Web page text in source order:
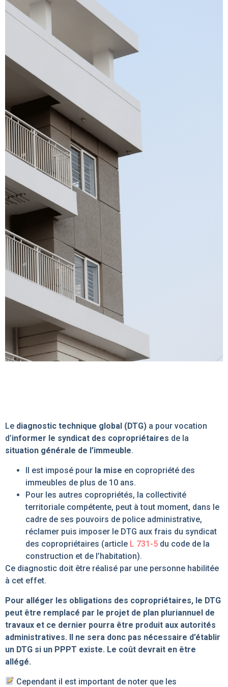
Le diagnostic technique global (DTG) a pour vocation
d’informer le syndicat des copropriétaires de la
situation générale de l’immeuble.
Il est imposé pour la mise en copropriété des
immeubles de plus de 10 ans.
Pour les autres copropriétés, la collectivité
territoriale compétente, peut à tout moment, dans le
cadre de ses pouvoirs de police administrative,
réclamer puis imposer le DTG aux frais du syndicat
des copropriétaires (article L 731-5 du code de la
construction et de l’habitation).
Ce diagnostic doit être réalisé par une personne habilitée
à cet effet.
Pour alléger les obligations des copropriétaires, le DTG
peut être remplacé par le projet de plan pluriannuel de
travaux et ce dernier pourra être produit aux autorités
administratives. Il ne sera donc pas nécessaire d’établir
un DTG si un PPPT existe. Le coût devrait en être
allégé.
Cependant il est important de noter que les